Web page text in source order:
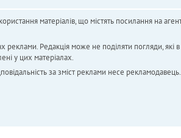
матеріалів, що містять посилання на
реклами. Редакція може не поділяти погляди, які
у цих матеріалах.
за зміст реклами несе рекламодавець.